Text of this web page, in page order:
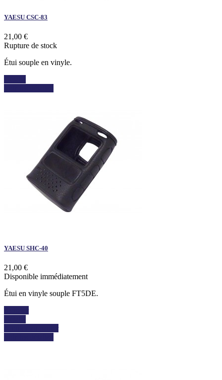
YAESU CSC-83
21,00 €
Rupture de stock
Étui souple en vinyle.
YAESU SHC-40
21,00 €
Disponible immédiatement
Étui en vinyle souple FT5DE.